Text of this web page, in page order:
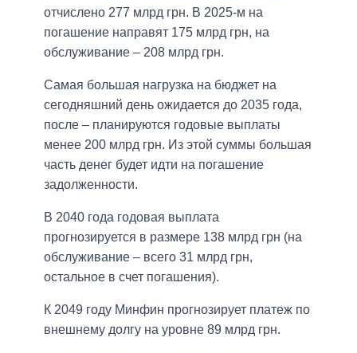
отчислено 277 млрд грн. В 2025-м на
погашение направят 175 млрд грн, на
обслуживание – 208 млрд грн.
Самая большая нагрузка на бюджет на
сегодняшний день ожидается до 2035 года,
после – планируются годовые выплаты
менее 200 млрд грн. Из этой суммы большая
часть денег будет идти на погашение
задолженности.
В 2040 года годовая выплата
прогнозируется в размере 138 млрд грн (на
обслуживание – всего 31 млрд грн,
остальное в счет погашения).
К 2049 году Минфин прогнозирует платеж по
внешнему долгу на уровне 89 млрд грн.